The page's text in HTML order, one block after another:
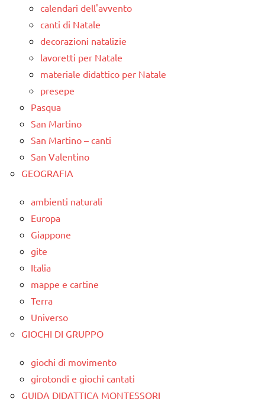
calendari dell'avvento
canti di Natale
decorazioni natalizie
lavoretti per Natale
materiale didattico per Natale
presepe
Pasqua
San Martino
San Martino – canti
San Valentino
GEOGRAFIA
ambienti naturali
Europa
Giappone
gite
Italia
mappe e cartine
Terra
Universo
GIOCHI DI GRUPPO
giochi di movimento
girotondi e giochi cantati
GUIDA DIDATTICA MONTESSORI